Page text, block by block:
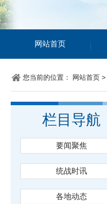
网站首页
您当前的位置： 网站首页 >
栏目导航
要闻聚焦
统战时讯
各地动态